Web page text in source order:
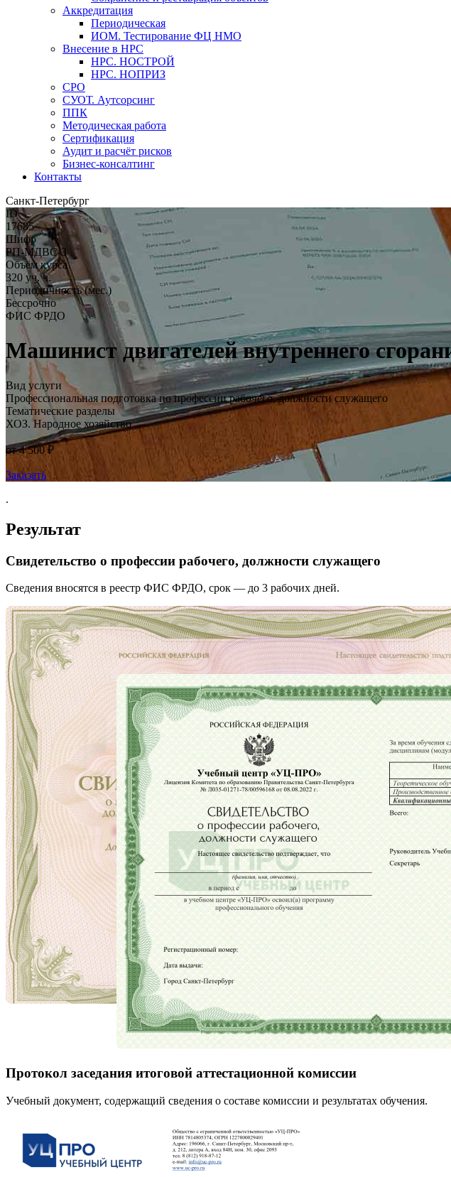
Аккредитация
Периодическая
ИОМ. Тестирование ФЦ НМО
Внесение в НРС
НРС. НОСТРОЙ
НРС. НОПРИЗ
СРО
СУОТ. Аутсорсинг
ППК
Методическая работа
Сертификация
Аудит и расчёт рисков
Бизнес-консалтинг
Контакты
Санкт-Петербург
ID
17685
Шифр
РП-МДВС-3
Объём курса
320 уч. ч.
Периодичность (мес.)
Бессрочно
ФИС ФРДО
Машинист двигателей внутреннего
Вид услуги
Профессиональная подготовка по профессии рабочего, должности служащего
Тематические разделы
ХОЗ. Народное хозяйство
от 4 500 ₽
Заказать
.
Результат
Свидетельство о профессии рабочего, должности служащего
Сведения вносятся в реестр ФИС ФРДО, срок — до 3 рабочих дней.
Протокол заседания итоговой аттестационной комиссии
Учебный документ, содержащий сведения о составе комиссии и результатах обучения.